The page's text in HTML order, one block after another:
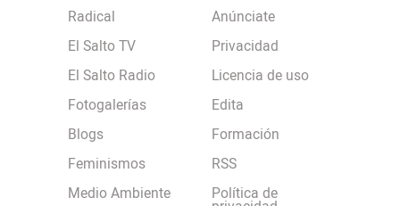
Radical
El Salto TV
El Salto Radio
Fotogalerías
Blogs
Feminismos
Medio Ambiente
Anúnciate
Privacidad
Licencia de uso
Edita
Formación
RSS
Política de